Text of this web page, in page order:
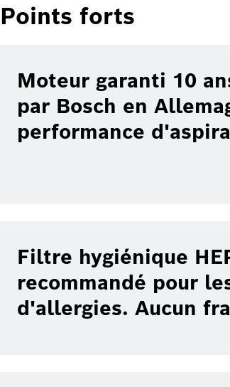
Points forts
Moteur garanti 10
par Bosch en
performance
Filtre hygiénique
recommandé pour
d'allergies. Aucun